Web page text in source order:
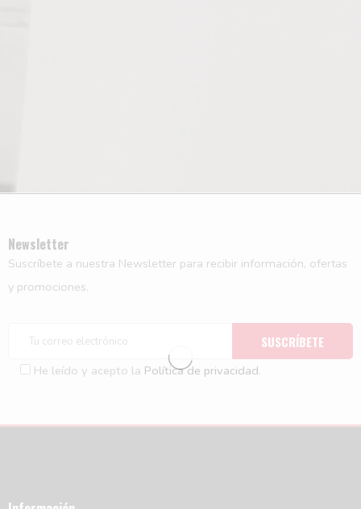
Newsletter
Suscríbete a nuestra Newsletter para recibir información, ofertas
y promociones.
He leído y acepto la Política de privacidad.